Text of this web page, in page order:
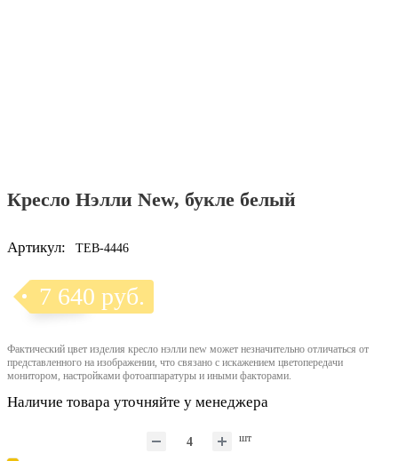
Кресло Нэлли New, букле белый
Артикул: TEB-4446
7 640 руб.
Фактический цвет изделия кресло нэлли new может незначительно отличаться от
представленного на изображении, что связано с искажением цветопередачи
монитором, настройками фотоаппаратуры и иными факторами.
Наличие товара уточняйте у менеджера
шт